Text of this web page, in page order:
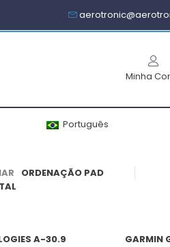
Minha
Português
A-30.9
GARMIN